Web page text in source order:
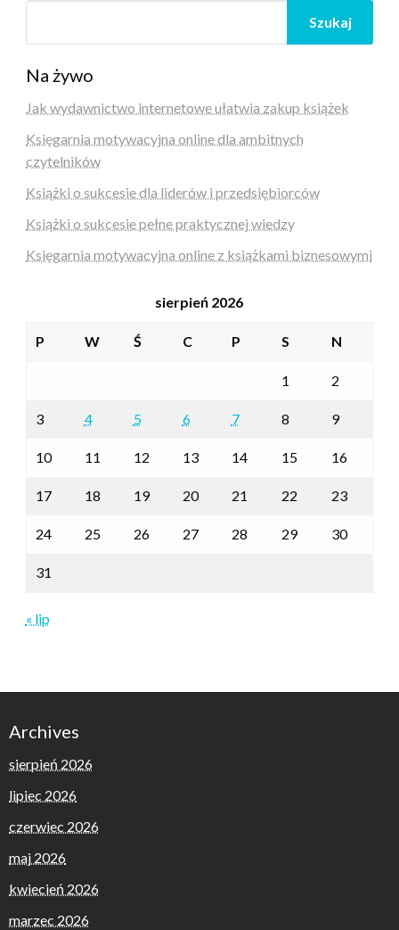
Szukaj
Na żywo
Jak wydawnictwo internetowe ułatwia zakup książek
Księgarnia motywacyjna online dla ambitnych
czytelników
Książki o sukcesie dla liderów i przedsiębiorców
Książki o sukcesie pełne praktycznej wiedzy
Księgarnia motywacyjna online z książkami biznesowymi
sierpień 2026
P W Ś C P S N
1 2
3 4 5 6 7 8 9
10 11 12 13 14 15 16
17 18 19 20 21 22 23
24 25 26 27 28 29 30
31
« lip
Archives
sierpień 2026
lipiec 2026
czerwiec 2026
maj 2026
kwiecień 2026
marzec 2026